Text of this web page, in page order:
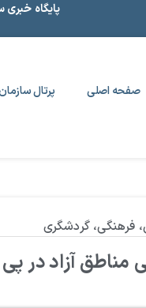
پایگاه خبری
صفحه اصلی پرتال
فرهنگی، گردشگری
مناطق آزاد در